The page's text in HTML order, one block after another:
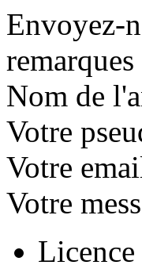
Envoyez-
Nom de
Votre
Votre
Votre